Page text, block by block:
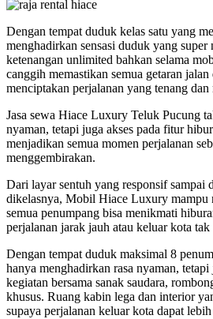
Dengan tempat duduk kelas satu yang
menghadirkan sensasi duduk yang super
ketenangan unlimited bahkan selama
canggih memastikan semua getaran jalan
menciptakan perjalanan yang tenang dan
Jasa sewa Hiace Luxury Teluk Pucung
nyaman, tetapi juga akses pada fitur
menjadikan semua momen perjalanan
menggembirakan.
Dari layar sentuh yang responsif sampai
dikelasnya, Mobil Hiace Luxury mampu
semua penumpang bisa menikmati
perjalanan jarak jauh atau keluar kota tak
Dengan tempat duduk maksimal 8
hanya menghadirkan rasa nyaman,
kegiatan bersama sanak saudara,
khusus. Ruang kabin lega dan interior
supaya perjalanan keluar kota dapat